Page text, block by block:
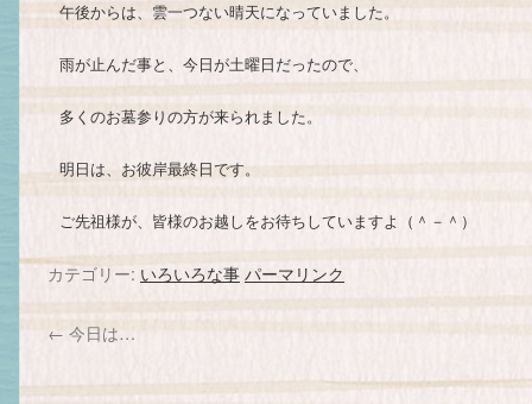
午後からは、雲一つない晴天になっていました。
雨が止んだ事と、今日が土曜日だったので、
多くのお墓参りの方が来られました。
明日は、お彼岸最終日です。
ご先祖様が、皆様のお越しをお待ちしていますよ（＾－＾）
カテゴリー: いろいろな事パーマリンク
← 今日は…